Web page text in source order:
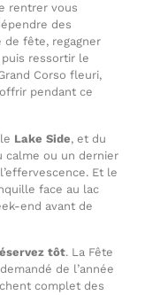
rentrer vous
des
de fête, regagner
puis ressortir le
Corso fleuri,
pendant ce
Lake Side, et du
calme ou un dernier
Et le
face au lac
end avant de
tôt. La Fête
de l’année
complet des